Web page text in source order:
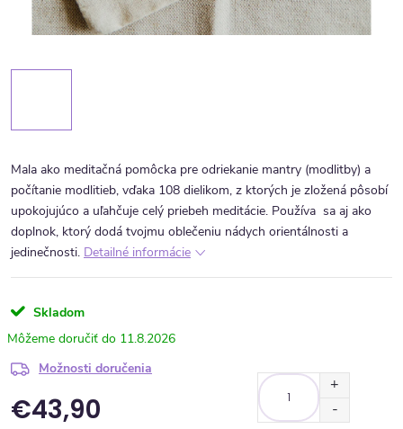
Mala ako meditačná pomôcka pre odriekanie mantry (modlitby) a
počítanie modlitieb, vďaka 108 dielikom, z ktorých je zložená pôsobí
upokojujúco a uľahčuje celý priebeh meditácie. Používa sa aj ako
doplnok, ktorý dodá tvojmu oblečeniu nádych orientálnosti a
jedinečnosti. Detailné informácie
Skladom
11.8.2026
Možnosti doručenia
€43,90